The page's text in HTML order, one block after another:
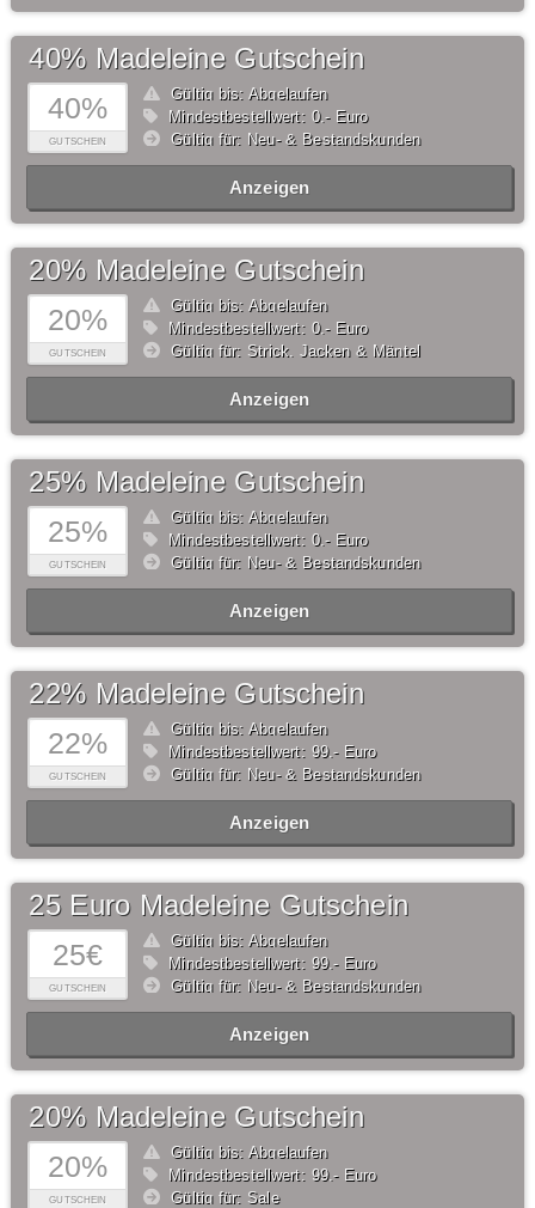
40%
GUTSCHEIN
40% Madeleine Gutschein
Gültig bis: Abgelaufen
Mindestbestellwert: 0,- Euro
Gültig für: Neu- & Bestandskunden
Anzeigen
20%
GUTSCHEIN
20% Madeleine Gutschein
Gültig bis: Abgelaufen
Mindestbestellwert: 0,- Euro
Gültig für: Strick, Jacken & Mäntel
Anzeigen
25%
GUTSCHEIN
25% Madeleine Gutschein
Gültig bis: Abgelaufen
Mindestbestellwert: 0,- Euro
Gültig für: Neu- & Bestandskunden
Anzeigen
22%
GUTSCHEIN
22% Madeleine Gutschein
Gültig bis: Abgelaufen
Mindestbestellwert: 99,- Euro
Gültig für: Neu- & Bestandskunden
Anzeigen
25€
GUTSCHEIN
25 Euro Madeleine Gutschein
Gültig bis: Abgelaufen
Mindestbestellwert: 99,- Euro
Gültig für: Neu- & Bestandskunden
Anzeigen
20%
GUTSCHEIN
20% Madeleine Gutschein
Gültig bis: Abgelaufen
Mindestbestellwert: 99,- Euro
Gültig für: Sale